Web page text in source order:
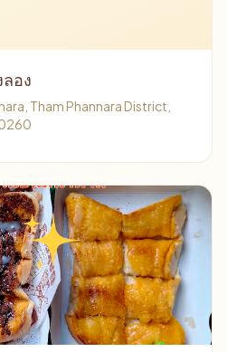
อง
Tham Phannara District,